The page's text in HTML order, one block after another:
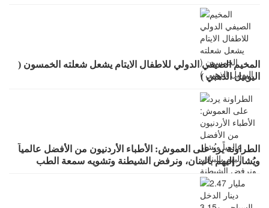
المخيم الصيفي الدولي للاطفال الايتام يشعل شعلته الخمسون (
اليوبيل الذهبي )
الطراونة يرد على العموش: الأطباء الأردنيون من الأفضل عالمياً
ويُشار إليهم بالبنان، ونرفض الشيطنة وتشويه سمعة الطب
بالعموميات